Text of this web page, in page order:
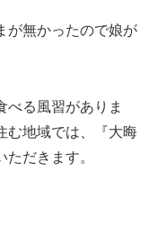
が無かったので娘が
べる風習がありま
む地域では、『大晦
だきます。